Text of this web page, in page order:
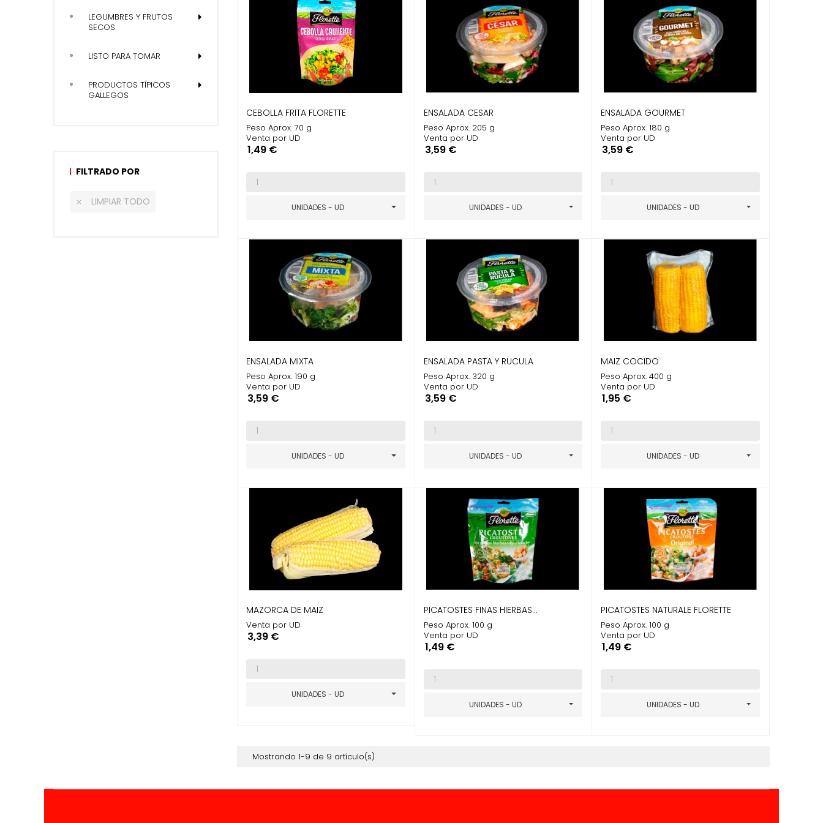
LEGUMBRES Y FRUTOS
SECOS
LISTO PARA TOMAR
PRODUCTOS TÍPICOS
GALLEGOS
FILTRADO POR
 LIMPIAR TODO
CEBOLLA FRITA FLORETTE
Peso Aprox. 70 g
Venta por UD
Precio
1,49 €
UNIDADES - UD
ENSALADA CESAR
Peso Aprox. 205 g
Venta por UD
Precio
3,59 €
UNIDADES - UD
ENSALADA GOURMET
Peso Aprox. 180 g
Venta por UD
Precio
3,59 €
UNIDADES - UD
ENSALADA MIXTA
Peso Aprox. 190 g
Venta por UD
Precio
3,59 €
UNIDADES - UD
ENSALADA PASTA Y RUCULA
Peso Aprox. 320 g
Venta por UD
Precio
3,59 €
UNIDADES - UD
MAIZ COCIDO
Peso Aprox. 400 g
Venta por UD
Precio
1,95 €
UNIDADES - UD
MAZORCA DE MAIZ
Venta por UD
Precio
3,39 €
UNIDADES - UD
PICATOSTES FINAS HIERBAS...
Peso Aprox. 100 g
Venta por UD
Precio
1,49 €
UNIDADES - UD
PICATOSTES NATURALE FLORETTE
Peso Aprox. 100 g
Venta por UD
Precio
1,49 €
UNIDADES - UD
Mostrando 1-9 de 9 artículo(s)